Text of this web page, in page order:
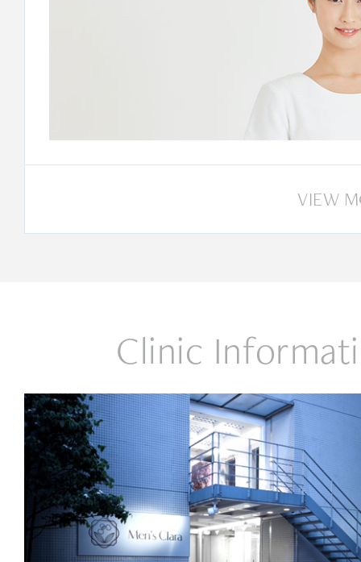
VIEW
Clinic